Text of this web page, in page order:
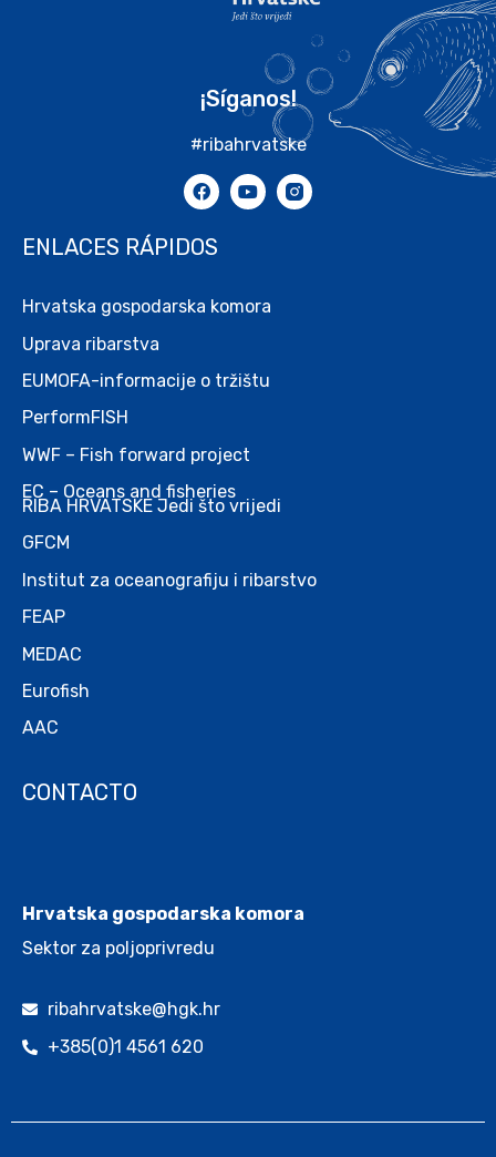
¡Síganos!
#ribahrvatske
ENLACES RÁPIDOS
Hrvatska gospodarska komora
Uprava ribarstva
EUMOFA-informacije o tržištu
PerformFISH
WWF – Fish forward project
EC – Oceans and fisheries
RIBA HRVATSKE Jedi što vrijedi
GFCM
Institut za oceanografiju i ribarstvo
FEAP
MEDAC
Eurofish
AAC
CONTACTO
Hrvatska gospodarska komora
Sektor za poljoprivredu
ribahrvatske@hgk.hr
+385(0)1 4561 620